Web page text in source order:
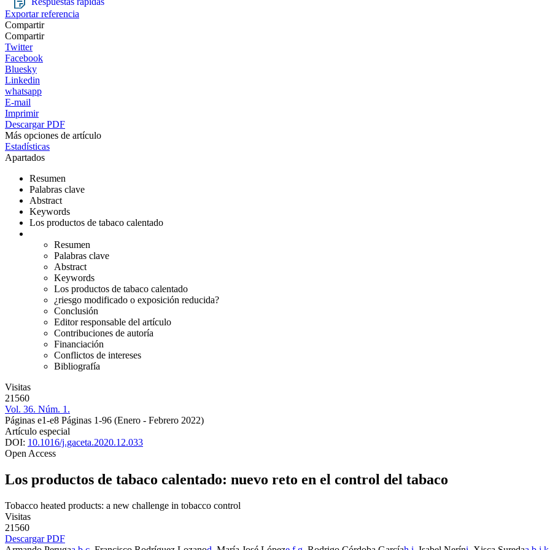
Exportar referencia
Compartir
Compartir
Twitter
Facebook
Bluesky
Linkedin
whatsapp
E-mail
Imprimir
Descargar PDF
Más opciones de artículo
Estadísticas
Apartados
Resumen
Palabras clave
Abstract
Keywords
Los productos de tabaco calentado
Resumen
Palabras clave
Abstract
Keywords
Los productos de tabaco calentado
¿riesgo modificado o exposición reducida?
Conclusión
Editor responsable del artículo
Contribuciones de autoría
Financiación
Conflictos de intereses
Bibliografía
Visitas
21560
Vol. 36. Núm. 1.
Páginas e1-e8 Páginas 1-96 (Enero - Febrero 2022)
Artículo especial
DOI: 10.1016/j.gaceta.2020.12.033
Open Access
Los productos de tabaco calentado: nuevo reto en el control del tabaco
Tobacco heated products: a new challenge in tobacco control
Visitas
21560
Descargar PDF